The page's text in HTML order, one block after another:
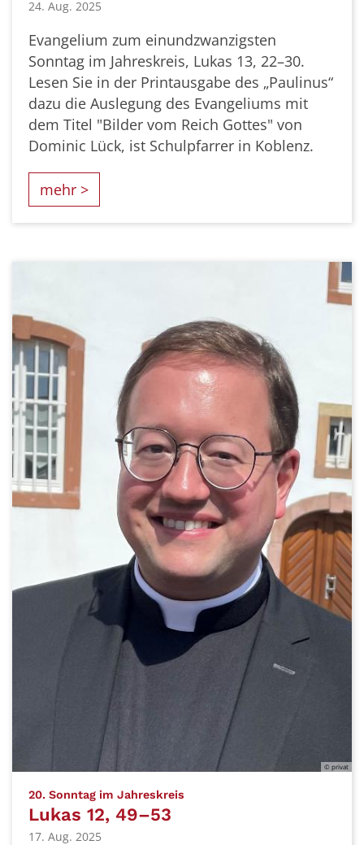
24. Aug. 2025
Evangelium zum einundzwanzigsten
Sonntag im Jahreskreis, Lukas 13, 22–30.
Lesen Sie in der Printausgabe des „Paulinus“
dazu die Auslegung des Evangeliums mit
dem Titel "Bilder vom Reich Gottes" von
Dominic Lück, ist Schulpfarrer in Koblenz.
mehr >
© privat
20. Sonntag im Jahreskreis
Lukas 12, 49–53
17. Aug. 2025